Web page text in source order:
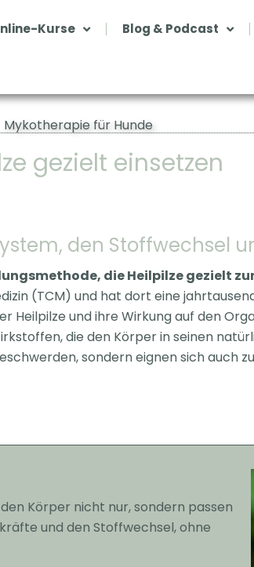
Kurse Blog & Podcast
Mykotherapie für Hunde
gezielt einsetzen
den Stoffwechsel
die Heilpilze gezielt
(TCM) und hat dort eine
Heilpilze und ihre Wirkung auf den
die den Körper in seinen
sondern eignen sich auch
Körper nicht nur, sondern passen
und den Stoffwechsel, ohne